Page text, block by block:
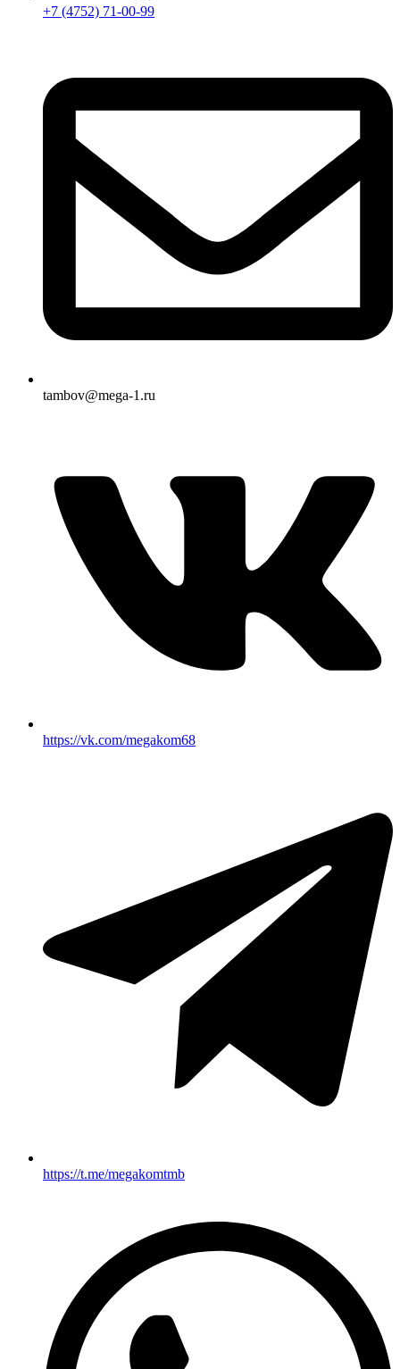
+7 (4752) 71-00-99
tambov@mega-1.ru
https://vk.com/megakom68
https://t.me/megakomtmb